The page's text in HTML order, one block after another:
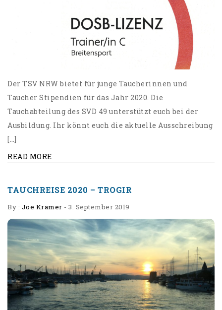
Der TSV NRW bietet für junge Taucherinnen und
Taucher Stipendien für das Jahr 2020. Die
Tauchabteilung des SVD 49 unterstützt euch bei der
Ausbildung. Ihr könnt euch die aktuelle Ausschreibung
[…]
READ MORE
TAUCHREISE 2020 – TROGIR
By : Joe Kramer - 3. September 2019